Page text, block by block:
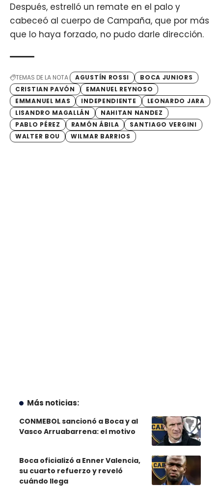
Después, estrelló un remate en el palo y
cabeceó al cuerpo de Campaña, que por más
que lo haya forzado, no pudo darle dirección.
TEMAS DE LA NOTA AGUSTÍN ROSSI
BOCA JUNIORS
CRISTIAN PAVÓN
EMANUEL REYNOSO
EMMANUEL MAS
INDEPENDIENTE
LEONARDO JARA
LISANDRO MAGALLÁN
NAHITAN NANDEZ
PABLO PÉREZ
RAMÓN ÁBILA
SANTIAGO VERGINI
WALTER BOU
WILMAR BARRIOS
Más noticias:
CONMEBOL sancionó a Boca y al
Vasco Arruabarrena: el motivo
Boca oficializó a Enner Valencia,
su cuarto refuerzo y reveló
cuándo llega